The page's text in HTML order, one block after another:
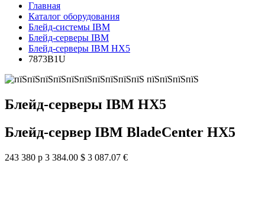
Главная
Каталог оборудования
Блейд-системы IBM
Блейд-серверы IBM
Блейд-серверы IBM HX5
7873B1U
Блейд-серверы IBM HX5
Блейд-сервер IBM BladeCenter HX5
243 380 р 3 384.00 $ 3 087.07 €